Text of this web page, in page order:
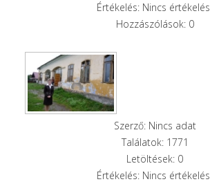
Értékelés: Nincs értékelés
Hozzászólások: 0
Szerző: Nincs adat
Találatok: 1771
Letöltések: 0
Értékelés: Nincs értékelés